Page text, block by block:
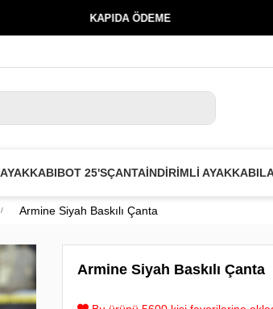
399,9 TL'den
BOT 25'SÇANTAİNDİRİMLİ
Armine Siyah Baskılı Çanta
Armine Siyah Baskılı Çanta